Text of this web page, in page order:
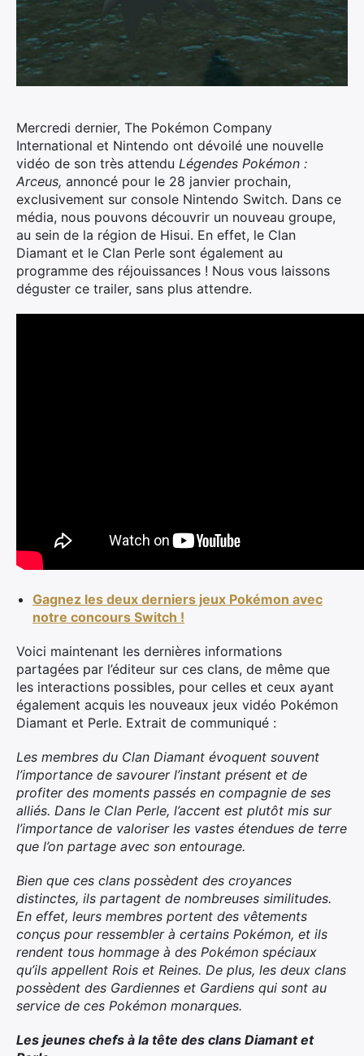
Mercredi dernier, The Pokémon Company
International et Nintendo ont dévoilé une nouvelle
vidéo de son très attendu Légendes Pokémon :
Arceus, annoncé pour le 28 janvier prochain,
exclusivement sur console Nintendo Switch. Dans ce
média, nous pouvons découvrir un nouveau groupe,
au sein de la région de Hisui. En effet, le Clan
Diamant et le Clan Perle sont également au
programme des réjouissances ! Nous vous laissons
déguster ce trailer, sans plus attendre.
Gagnez les deux derniers jeux Pokémon avec
notre concours Switch !
Voici maintenant les dernières informations
partagées par l’éditeur sur ces clans, de même que
les interactions possibles, pour celles et ceux ayant
également acquis les nouveaux jeux vidéo Pokémon
Diamant et Perle. Extrait de communiqué :
Les membres du Clan Diamant évoquent souvent
l’importance de savourer l’instant présent et de
profiter des moments passés en compagnie de ses
alliés. Dans le Clan Perle, l’accent est plutôt mis sur
l’importance de valoriser les vastes étendues de terre
que l’on partage avec son entourage.​
Bien que ces clans possèdent des croyances
distinctes, ils partagent de nombreuses similitudes.
En effet, leurs membres portent des vêtements
conçus pour ressembler à certains Pokémon, et ils
rendent tous hommage à des Pokémon spéciaux
qu’ils appellent Rois et Reines. De plus, les deux clans
possèdent des Gardiennes et Gardiens qui sont au
service de ces Pokémon monarques.
Les jeunes chefs à la tête des clans Diamant et